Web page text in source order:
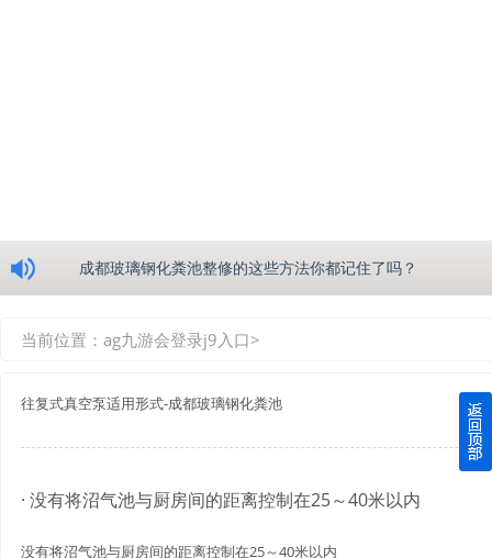
成都玻璃钢化粪池整修的这些方法你都记住了吗？
四川玻璃钢化粪池逐渐取代传统玻璃钢化粪池的这几点原因
关于重庆玻璃钢化粪池的这些基础知识你都记住了吗？
四川玻璃钢化粪池选购时应该如何进行挑选？
当前位置： ag九游会登录j9入口>
往复式真空泵适用形式-成都玻璃钢化粪池
· 没有将沼气池与厨房间的距离控制在25～40米以内
没有将沼气池与厨房间的距离控制在25～40米以内